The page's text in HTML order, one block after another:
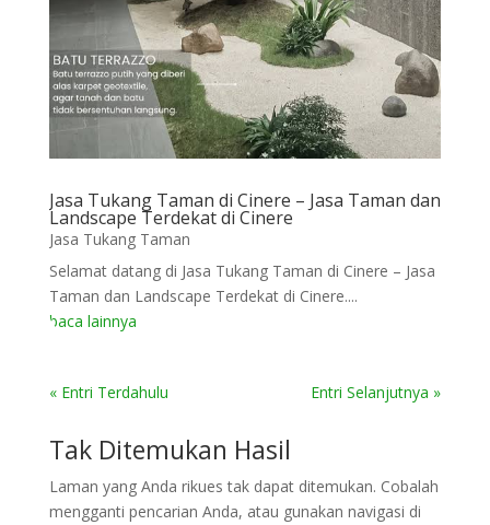
Jasa Tukang Taman di Cinere – Jasa Taman dan
Landscape Terdekat di Cinere
Jasa Tukang Taman
Selamat datang di Jasa Tukang Taman di Cinere – Jasa
Taman dan Landscape Terdekat di Cinere....
baca lainnya
« Entri Terdahulu Entri Selanjutnya »
Tak Ditemukan Hasil
Laman yang Anda rikues tak dapat ditemukan. Cobalah
mengganti pencarian Anda, atau gunakan navigasi di